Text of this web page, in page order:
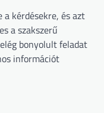
a kérdésekre, és azt
a szakszerű
bonyolult feladat
információt